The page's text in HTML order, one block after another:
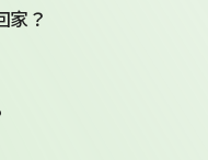
家？